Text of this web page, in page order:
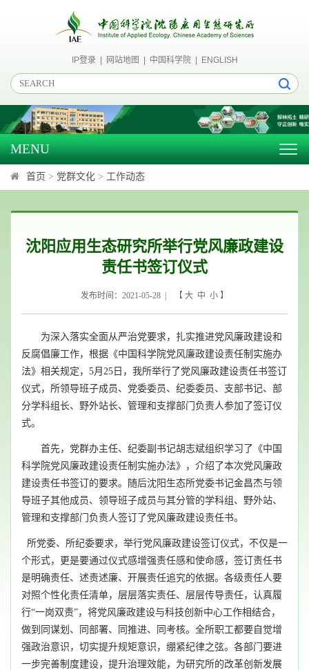
IP登录| 网站地图 中国科学院| ENGLISH
MENU
首页 > 党群文化 > 工作动态
沈阳应用生态研究所举行党风廉政建设
责任书签订仪式
发布时间：2021-05-28 | 【 大 中 小 】
为深入落实全面从严治党要求，扎实推进党风廉政建设和
反腐倡廉工作，根据《中国科学院党风廉政建设责任制实施办
法》相关规定， 5月 25 日，我所举行了党风廉政建设责任书签订
仪式，所领导班子成员、党委委员、纪委委员、支部书记、部
分学科组长、野外站长、管理和支撑部门负责人参加了签订仪
式。
首先，党群办主任、纪委副书记胡志斌组织学习了《中国
科学院党风廉政建设责任制实施办法》，介绍了本次党风廉政
建设责任书签订的要求。随后沈阳生态所党委书记金昌杰与领
导班子其他成员、领导班子成员与其分管的学科组、野外站、
管理和支撑部门负责人签订了党风廉政建设责任书。
所党委、所纪委要求，举行党风廉政建设签订仪式，不仅是一
个形式，更是要通过仪式感增强责任感和使命感，签订责任书
是明确责任、述责述廉、开展责任追究的依据。各级责任人要
对照个性化责任清单，层层落实责任、层层传导责任，认真履
行“一岗双责”，将党风廉政建设与科技创新中心工作相结合，
做到同谋划、同部署、同推进、同考核。全所职工都要自觉增
强政治意识，切实提升规矩意识，绷紧纪律之弦。各部门要进
一步完善制度建设，提升治理效能，为研究所的改革创新发展